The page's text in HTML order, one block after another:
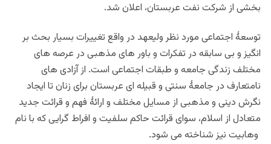
بخشی از شرکت نفت عربستان، اعلان شد.
توسعۀ اجتماعی مورد نظر ولیعهد در واقع تغییرات بسیار بحث بر
انگیز و بی سابقه در تفکرات و باور های مذهبی در عرصه های
مختلف زندگی جامعه و طبقات اجتماعی است. از آزادی های
نامتعارف در جامعۀ سنتی و قبیله ای عربستان برای زنان تا ایجاد
نگرش دینی و مذهبی از مسایل مختلف و ارائۀ فهم و قرائت جدید
متعادل از اسلام، سوای قرائت حاکم سلفیت و افراط گرایی که با نام
وهابیت نیز شناخته می شود.